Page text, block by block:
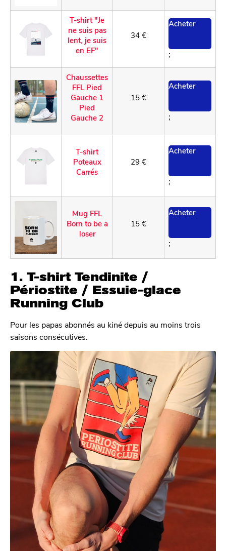
T-shirt "Je
ne suis pas
lent, je suis
en EF"
34 €
Acheter
;
Chaussettes
FFL Pied
Gauche 1
Pied
Gauche 2
15 €
Acheter
;
T-shirt
Poteaux
Carrés
29 €
Acheter
;
Mug FFL
Born to be a
loser
15 €
Acheter
;
1. T-shirt Tendinite /
Périostite / Essuie-glace
Running Club
Pour les papas abonnés au kiné depuis au moins trois
saisons consécutives.